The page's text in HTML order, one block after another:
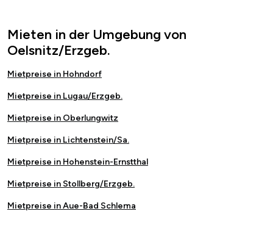
Mieten in der Umgebung von
Oelsnitz/Erzgeb.
Mietpreise in Hohndorf
Mietpreise in Lugau/Erzgeb.
Mietpreise in Oberlungwitz
Mietpreise in Lichtenstein/Sa.
Mietpreise in Hohenstein-Ernstthal
Mietpreise in Stollberg/Erzgeb.
Mietpreise in Aue-Bad Schlema